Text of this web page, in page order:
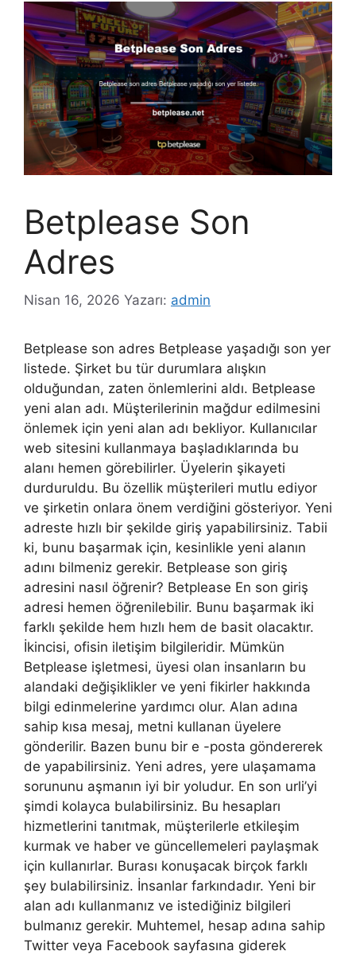
Betplease Son
Adres
Nisan 16, 2026 Yazarı: admin
Betplease son adres Betplease yaşadığı son yer
listede. Şirket bu tür durumlara alışkın
olduğundan, zaten önlemlerini aldı. Betplease
yeni alan adı. Müşterilerinin mağdur edilmesini
önlemek için yeni alan adı bekliyor. Kullanıcılar
web sitesini kullanmaya başladıklarında bu
alanı hemen görebilirler. Üyelerin şikayeti
durduruldu. Bu özellik müşterileri mutlu ediyor
ve şirketin onlara önem verdiğini gösteriyor. Yeni
adreste hızlı bir şekilde giriş yapabilirsiniz. Tabii
ki, bunu başarmak için, kesinlikle yeni alanın
adını bilmeniz gerekir. Betplease son giriş
adresini nasıl öğrenir? Betplease En son giriş
adresi hemen öğrenilebilir. Bunu başarmak iki
farklı şekilde hem hızlı hem de basit olacaktır.
İkincisi, ofisin iletişim bilgileridir. Mümkün
Betplease işletmesi, üyesi olan insanların bu
alandaki değişiklikler ve yeni fikirler hakkında
bilgi edinmelerine yardımcı olur. Alan adına
sahip kısa mesaj, metni kullanan üyelere
gönderilir. Bazen bunu bir e -posta göndererek
de yapabilirsiniz. Yeni adres, yere ulaşamama
sorununu aşmanın iyi bir yoludur. En son urli’yi
şimdi kolayca bulabilirsiniz. Bu hesapları
hizmetlerini tanıtmak, müşterilerle etkileşim
kurmak ve haber ve güncellemeleri paylaşmak
için kullanırlar. Burası konuşacak birçok farklı
şey bulabilirsiniz. İnsanlar farkındadır. Yeni bir
alan adı kullanmanız ve istediğiniz bilgileri
bulmanız gerekir. Muhtemel, hesap adına sahip
Twitter veya Facebook sayfasına giderek